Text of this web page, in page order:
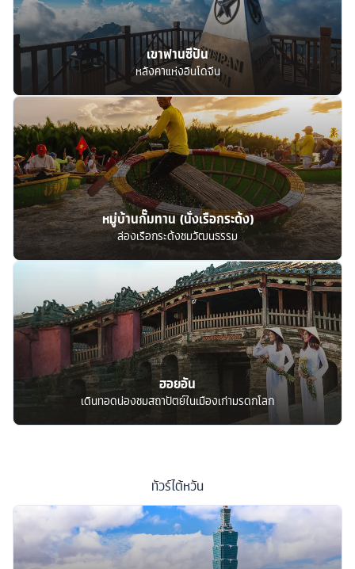
เขาฟานซีปัน
หลังคาแห่งอินโดจีน
หมู่บ้านกั๊มทาน (นั่งเรือกระด้ง)
ล่องเรือกระด้งชมวัฒนธรรม
ฮอยอัน
เดินทอดน่องชมสถาปัตย์ในเมืองเก่ามรดกโลก
ทัวร์ไต้หวัน